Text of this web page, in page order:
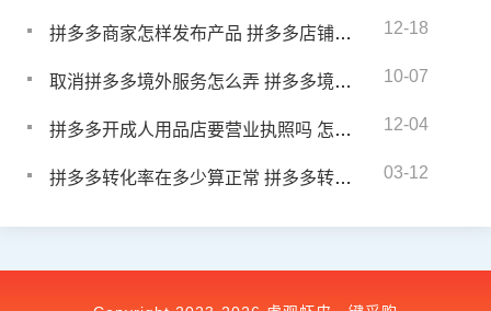
拼多多商家怎样发布产品 拼多多店铺怎么发布产品 12-18
取消拼多多境外服务怎么弄 拼多多境外实名安全吗可靠吗 10-07
拼多多开成人用品店要营业执照吗 怎么在拼多多开成人用品店铺 12-04
拼多多转化率在多少算正常 拼多多转化率怎么提升 03-12